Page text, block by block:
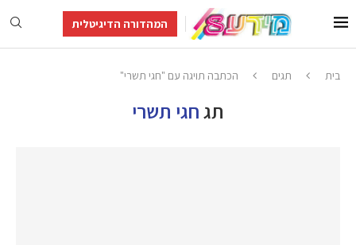
המהדורה הדיגיטלית
בית תגים הכתבה תויגה עם "חגי תשרי"
תגחגי תשרי